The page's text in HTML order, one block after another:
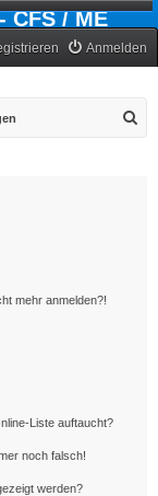
CFS / ME
Anmelden
mehr anmelden?!
Liste auftaucht?
noch falsch!
werden?